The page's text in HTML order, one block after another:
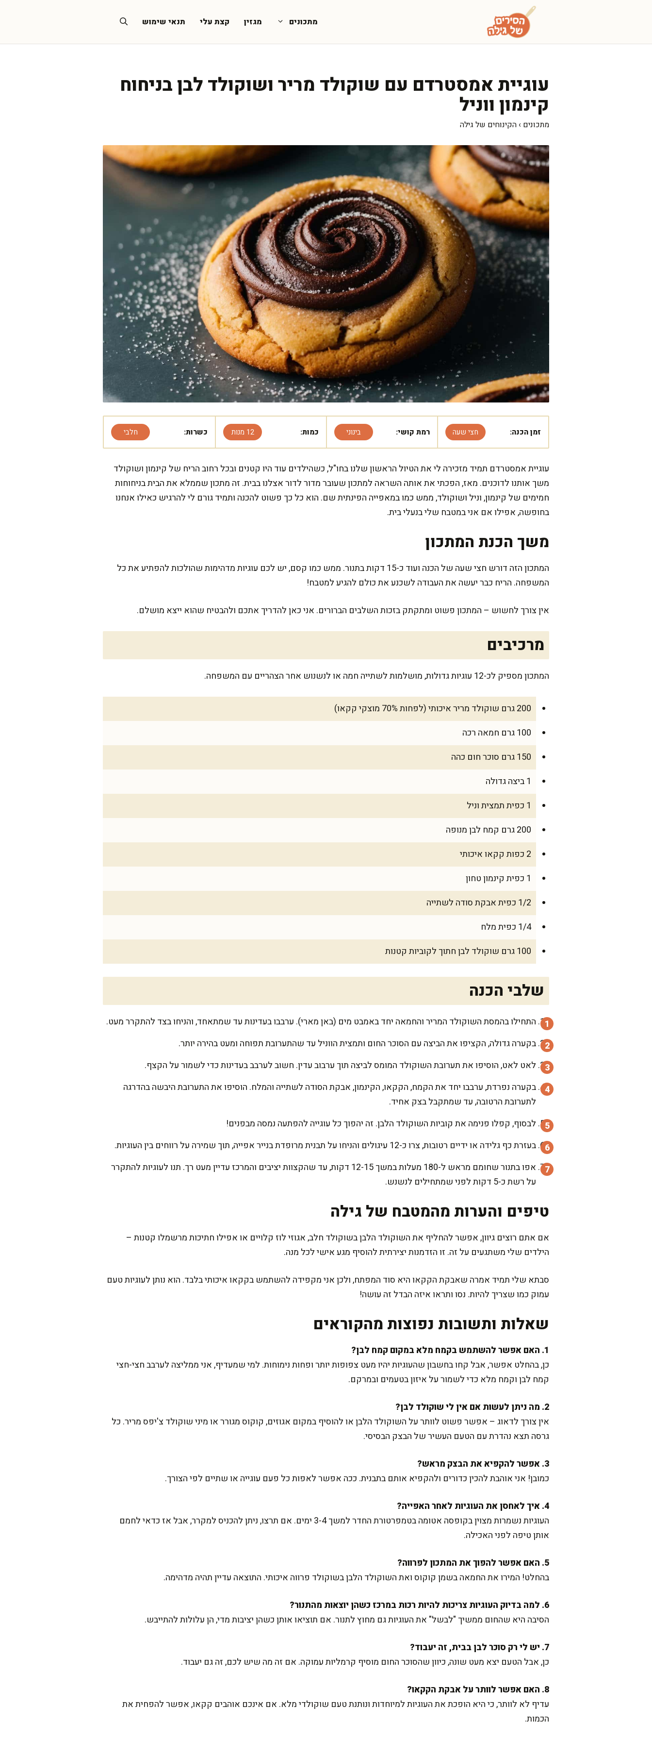
מתכונים מגזין קצת עלי תנאי שימוש
עוגיית אמסטרדם עם שוקולד מריר ושוקולד לבן בניחוח
קינמון ווניל
מתכונים › הקינוחים של גילה
זמן הכנה: חצי שעה רמת קושי: בינוני כמות: 12 מנות כשרות: חלבי
עוגיית אמסטרדם תמיד מזכירה לי את הטיול הראשון שלנו בחו"ל, כשהילדים עוד היו קטנים ובכל רחוב הריח של קינמון ושוקולד
משך אותנו לדוכנים. מאז, הפכתי את אותה השראה למתכון שעובר מדור לדור אצלנו בבית. זה מתכון שממלא את הבית בניחוחות
חמימים של קינמון, וניל ושוקולד, ממש כמו במאפייה הפינתית שם. הוא כל כך פשוט להכנה ותמיד גורם לי להרגיש כאילו אנחנו
בחופשה, אפילו אם אני במטבח שלי בנעלי בית.
משך הכנת המתכון
המתכון הזה דורש חצי שעה של הכנה ועוד כ-15 דקות בתנור. ממש כמו קסם, יש לכם עוגיות מדהימות שהולכות להפתיע את כל
המשפחה. הריח כבר יעשה את העבודה לשכנע את כולם להגיע למטבח!
אין צורך לחשוש – המתכון פשוט ומתקתק בזכות השלבים הברורים. אני כאן להדריך אתכם ולהבטיח שהוא ייצא מושלם.
מרכיבים
המתכון מספיק לכ-12 עוגיות גדולות, מושלמות לשתייה חמה או לנשנוש אחר הצהריים עם המשפחה.
200 גרם שוקולד מריר איכותי (לפחות 70% מוצקי קקאו)
100 גרם חמאה רכה
150 גרם סוכר חום כהה
1 ביצה גדולה
1 כפית תמצית וניל
200 גרם קמח לבן מנופה
2 כפות קקאו איכותי
1 כפית קינמון טחון
1/2 כפית אבקת סודה לשתייה
1/4 כפית מלח
100 גרם שוקולד לבן חתוך לקוביות קטנות
שלבי הכנה
התחילו בהמסת השוקולד המריר והחמאה יחד באמבט מים (באן מארי). ערבבו בעדינות עד שמתאחד, והניחו בצד להתקרר מעט.
בקערה גדולה, הקציפו את הביצה עם הסוכר החום ותמצית הווניל עד שהתערובת תפוחה ומעט בהירה יותר.
לאט לאט, הוסיפו את תערובת השוקולד המומס לביצה תוך ערבוב עדין. חשוב לערבב בעדינות כדי לשמור על הקצף.
בקערה נפרדת, ערבבו יחד את הקמח, הקקאו, הקינמון, אבקת הסודה לשתייה והמלח. הוסיפו את התערובת היבשה בהדרגה
לתערובת הרטובה, עד שמתקבל בצק אחיד.
לבסוף, קפלו פנימה את קוביות השוקולד הלבן. זה יהפוך כל עוגייה להפתעה נמסה מבפנים!
בעזרת כף גלידה או ידיים רטובות, צרו כ-12 עיגולים והניחו על תבנית מרופדת בנייר אפייה, תוך שמירה על רווחים בין העוגיות.
אפו בתנור שחומם מראש ל-180 מעלות במשך 12-15 דקות, עד שהקצוות יציבים והמרכז עדיין מעט רך. תנו לעוגיות להתקרר
על רשת כ-5 דקות לפני שמתחילים לנשנש.
טיפים והערות מהמטבח של גילה
אם אתם רוצים גיוון, אפשר להחליף את השוקולד הלבן בשוקולד חלב, אגוזי לוז קלויים או אפילו חתיכות מרשמלו קטנות –
הילדים שלי משתגעים על זה. זו הזדמנות יצירתית להוסיף מגע אישי לכל מנה.
סבתא שלי תמיד אמרה שאבקת הקקאו היא סוד המפתח, ולכן אני מקפידה להשתמש בקקאו איכותי בלבד. הוא נותן לעוגיות טעם
עמוק כמו שצריך להיות. נסו ותראו איזה הבדל זה עושה!
שאלות ותשובות נפוצות מהקוראים
1. האם אפשר להשתמש בקמח מלא במקום קמח לבן?
כן, בהחלט אפשר, אבל קחו בחשבון שהעוגיות יהיו מעט צפופות יותר ופחות נימוחות. למי שמעדיף, אני ממליצה לערבב חצי-חצי
קמח לבן וקמח מלא כדי לשמור על איזון בטעמים ובמרקם.
2. מה ניתן לעשות אם אין לי שוקולד לבן?
אין צורך לדאוג – אפשר פשוט לוותר על השוקולד הלבן או להוסיף במקום אגוזים, קוקוס מגורר או מיני שוקולד צ'יפס מריר. כל
גרסה תצא נהדרת עם הטעם העשיר של הבצק הבסיסי.
3. אפשר להקפיא את הבצק מראש?
כמובן! אני אוהבת להכין כדורים ולהקפיא אותם בתבנית. ככה אפשר לאפות כל פעם עוגייה או שתיים לפי הצורך.
4. איך לאחסן את העוגיות לאחר האפייה?
העוגיות נשמרות מצוין בקופסה אטומה בטמפרטורת החדר למשך 3-4 ימים. אם תרצו, ניתן להכניס למקרר, אבל אז כדאי לחמם
אותן טיפה לפני האכילה.
5. האם אפשר להפוך את המתכון לפרווה?
בהחלט! המירו את החמאה בשמן קוקוס ואת השוקולד הלבן בשוקולד פרווה איכותי. התוצאה עדיין תהיה מדהימה.
6. למה בדיוק העוגיות צריכות להיות רכות במרכז כשהן יוצאות מהתנור?
הסיבה היא שהחום ממשיך "לבשל" את העוגיות גם מחוץ לתנור. אם תוציאו אותן כשהן יציבות מדי, הן עלולות להתייבש.
7. יש לי רק סוכר לבן בבית, זה יעבוד?
כן, אבל הטעם יצא מעט שונה, כיוון שהסוכר החום מוסיף קרמליות עמוקה. אם זה מה שיש לכם, זה גם יעבוד.
8. האם אפשר לוותר על אבקת הקקאו?
עדיף לא לוותר, כי היא הופכת את העוגיות למיוחדות ונותנת טעם שוקולדי מלא. אם אינכם אוהבים קקאו, אפשר להפחית את
הכמות.